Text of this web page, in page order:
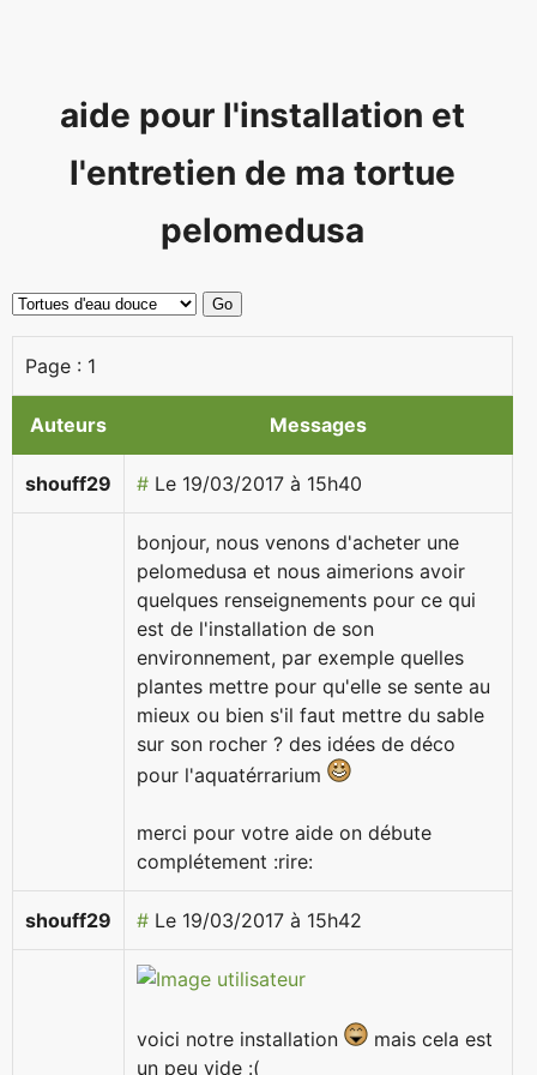
aide pour l'installation et
l'entretien de ma tortue
pelomedusa
Page : 1
Auteurs Messages
shouff29 # Le 19/03/2017 à 15h40
bonjour, nous venons d'acheter une
pelomedusa et nous aimerions avoir
quelques renseignements pour ce qui
est de l'installation de son
environnement, par exemple quelles
plantes mettre pour qu'elle se sente au
mieux ou bien s'il faut mettre du sable
sur son rocher ? des idées de déco
pour l'aquatérrarium
merci pour votre aide on débute
complétement :rire:
shouff29 # Le 19/03/2017 à 15h42
voici notre installation
mais cela est
un peu vide :(